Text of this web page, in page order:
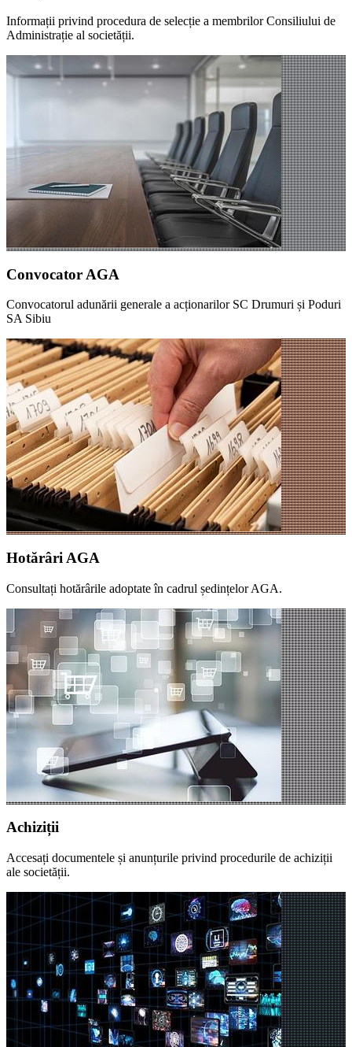
Informații privind procedura de selecție a membrilor Consiliului de
Administrație al societății.
Convocator AGA
Convocatorul adunării generale a acționarilor SC Drumuri și Poduri
SA Sibiu
Hotărâri AGA
Consultați hotărârile adoptate în cadrul ședințelor AGA.
Achiziții
Accesați documentele și anunțurile privind procedurile de achiziții
ale societății.